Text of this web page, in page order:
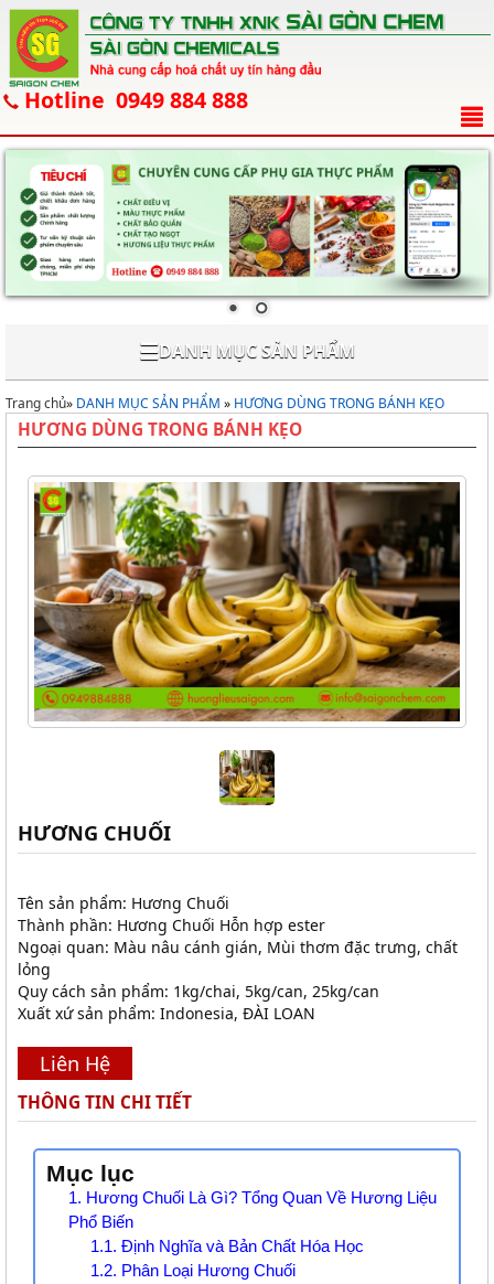
Hotline 0949 884 888
☰DANH MỤC SẢN PHẨM
Trang chủ» DANH MỤC SẢN PHẨM » HƯƠNG DÙNG TRONG BÁNH KẸO
HƯƠNG DÙNG TRONG BÁNH KẸO
HƯƠNG CHUỐI
Tên sản phẩm: Hương Chuối
Thành phần: Hương Chuối Hỗn hợp ester
Ngoại quan: Màu nâu cánh gián, Mùi thơm đặc trưng, chất
lỏng
Quy cách sản phẩm: 1kg/chai, 5kg/can, 25kg/can
Xuất xứ sản phẩm: Indonesia, ĐÀI LOAN
Liên Hệ
THÔNG TIN CHI TIẾT
Mục lục
1. Hương Chuối Là Gì? Tổng Quan Về Hương Liệu
Phổ Biến
1.1. Định Nghĩa và Bản Chất Hóa Học
1.2. Phân Loại Hương Chuối